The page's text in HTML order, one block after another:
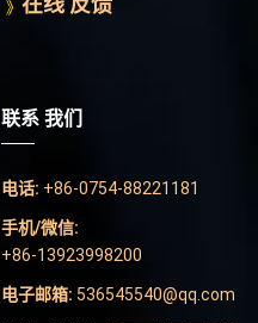
联系 我们
电话: +86-0754-88221181
手机/微信:
+86-13923998200
电子邮箱: 536545540@qq.com